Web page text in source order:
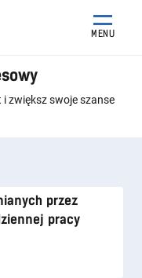
MENU
zwiększ swoje szanse
przez
pracy